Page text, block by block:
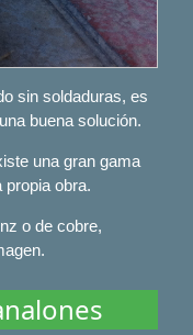
sin soldaduras, es
buena solución.
una gran gama
obra.
o de cobre,